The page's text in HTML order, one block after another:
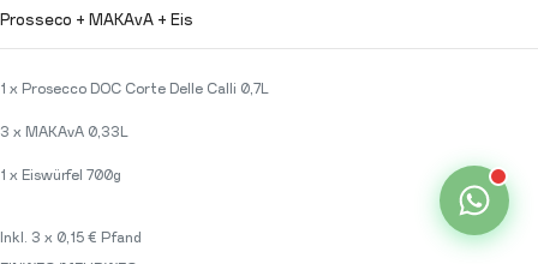
Prosseco + MAKAvA + Eis
1 x Prosecco DOC Corte Delle Calli 0,7L
3 x MAKAvA 0,33L
1 x Eiswürfel 700g
Inkl. 3 x 0,15 € Pfand